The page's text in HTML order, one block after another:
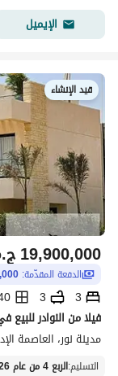
الإيميل
قيد الإنشاء
19,900,000
الدفعة المقدّمة:
3
3
240
مدينة نور، العاصمة
التسليم:الربع 4 من عام 2026